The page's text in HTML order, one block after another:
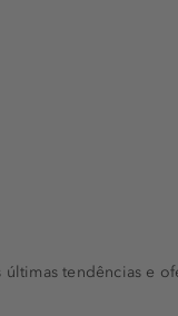
tendências e